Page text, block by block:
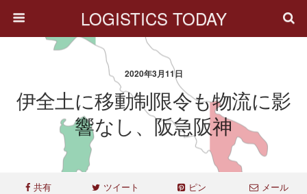
LOGISTICS TODAY
2020年3月11日
伊全土に移動制限令も物流に影
響なし、阪急阪神
共有 ツイート ピン メール